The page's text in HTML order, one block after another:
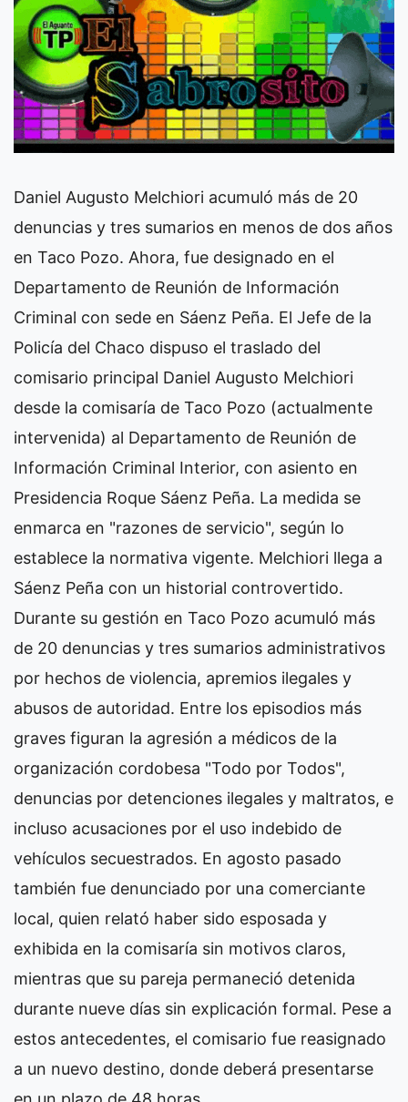
Daniel Augusto Melchiori acumuló más de 20
denuncias y tres sumarios en menos de dos años
en Taco Pozo. Ahora, fue designado en el
Departamento de Reunión de Información
Criminal con sede en Sáenz Peña. El Jefe de la
Policía del Chaco dispuso el traslado del
comisario principal Daniel Augusto Melchiori
desde la comisaría de Taco Pozo (actualmente
intervenida) al Departamento de Reunión de
Información Criminal Interior, con asiento en
Presidencia Roque Sáenz Peña. La medida se
enmarca en "razones de servicio", según lo
establece la normativa vigente. Melchiori llega a
Sáenz Peña con un historial controvertido.
Durante su gestión en Taco Pozo acumuló más
de 20 denuncias y tres sumarios administrativos
por hechos de violencia, apremios ilegales y
abusos de autoridad. Entre los episodios más
graves figuran la agresión a médicos de la
organización cordobesa "Todo por Todos",
denuncias por detenciones ilegales y maltratos, e
incluso acusaciones por el uso indebido de
vehículos secuestrados. En agosto pasado
también fue denunciado por una comerciante
local, quien relató haber sido esposada y
exhibida en la comisaría sin motivos claros,
mientras que su pareja permaneció detenida
durante nueve días sin explicación formal. Pese a
estos antecedentes, el comisario fue reasignado
a un nuevo destino, donde deberá presentarse